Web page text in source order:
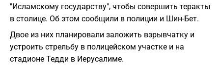
"Исламскому государству", чтобы совершить теракты
в столице. Об этом сообщили в полиции и Шин-Бет.
Двое из них планировали заложить взрывчатку и
устроить стрельбу в полицейском участке и на
стадионе Тедди в Иерусалиме.